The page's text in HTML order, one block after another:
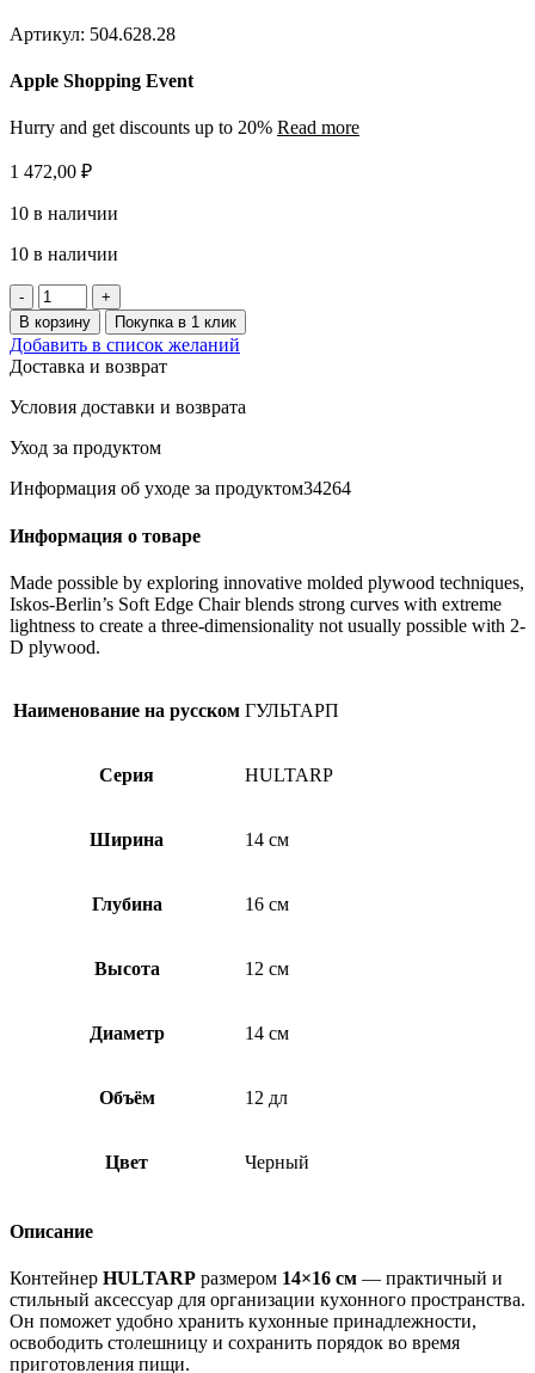
Артикул: 504.628.28
Apple Shopping Event
Hurry and get discounts up to 20% Read more
1 472,00 ₽
10 в наличии
10 в наличии
Количество
товара
HULTARP
Контейнер,14x16см,черный/
сетка
В корзину Покупка в 1 клик
Добавить в список желаний
Доставка и возврат
Условия доставки и возврата
Уход за продуктом
Информация об уходе за продуктом34264
Информация о товаре
Made possible by exploring innovative molded plywood techniques,
Iskos-Berlin’s Soft Edge Chair blends strong curves with extreme
lightness to create a three-dimensionality not usually possible with 2-
D plywood.
Наименование на русском ГУЛЬТАРП
Серия HULTARP
Ширина 14 см
Глубина 16 см
Высота 12 см
Диаметр 14 см
Объём 12 дл
Цвет Черный
Описание
Контейнер HULTARP размером 14×16 см — практичный и
стильный аксессуар для организации кухонного пространства.
Он поможет удобно хранить кухонные принадлежности,
освободить столешницу и сохранить порядок во время
приготовления пищи.